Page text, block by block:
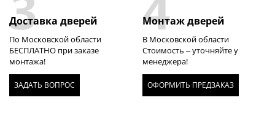
Доставка дверей
По Московской области
БЕСПЛАТНО при заказе
монтажа!
ЗАДАТЬ ВОПРОС
Монтаж дверей
В Московской области
Стоимость – уточняйте у
менеджера!
ОФОРМИТЬ ПРЕДЗАКАЗ